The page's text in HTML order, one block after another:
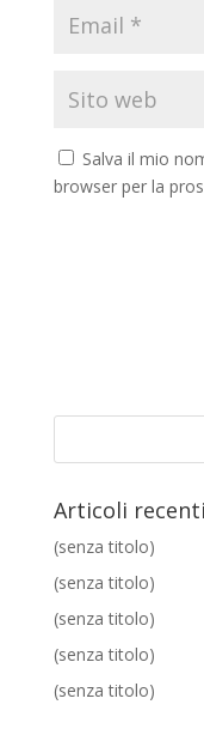
Salva il mio
browser per la
Articoli recenti
(senza titolo)
(senza titolo)
(senza titolo)
(senza titolo)
(senza titolo)